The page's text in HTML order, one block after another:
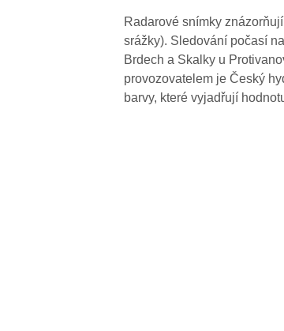
Radarové snímky
srážky). Sledování počasí
Brdech a Skalky u
provozovatelem je Český
barvy, které vyjadřují